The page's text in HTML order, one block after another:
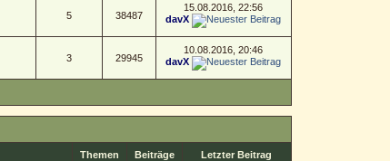
5 38487
15.08.2016, 22:56
davX
3 29945
10.08.2016, 20:46
davX
Themen Beiträge Letzter Beitrag